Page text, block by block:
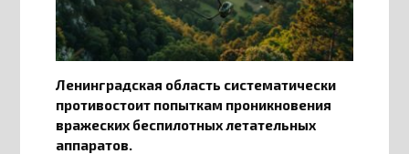
Ленинградская область систематически
противостоит попыткам проникновения
вражеских беспилотных летательных
аппаратов.